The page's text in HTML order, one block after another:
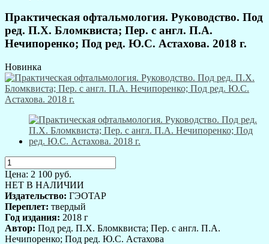
Практическая офтальмология. Руководство. Под
ред. П.Х. Бломквиста; Пер. с англ. П.А.
Нечипоренко; Под ред. Ю.С. Астахова. 2018 г.
Новинка
Цена: 2 100 руб.
НЕТ В НАЛИЧИИ
Издательство: ГЭОТАР
Переплет: твердый
Год издания: 2018 г
Автор: Под ред. П.Х. Бломквиста; Пер. с англ. П.А.
Нечипоренко; Под ред. Ю.С. Астахова